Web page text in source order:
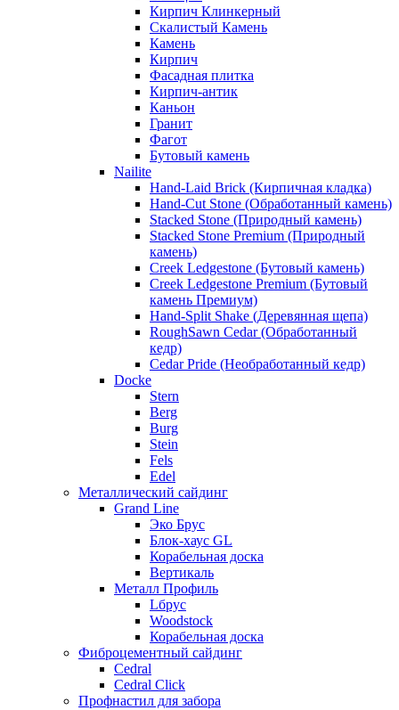
Кирпич Клинкерный
Скалистый Камень
Камень
Кирпич
Фасадная плитка
Кирпич-антик
Каньон
Гранит
Фагот
Бутовый камень
Nailite
Hand-Laid Brick (Кирпичная кладка)
Hand-Cut Stone (Обработанный камень)
Stacked Stone (Природный камень)
Stacked Stone Premium (Природный
камень)
Creek Ledgestone (Бутовый камень)
Creek Ledgestone Premium (Бутовый
камень Премиум)
Hand-Split Shake (Деревянная щепа)
RoughSawn Cedar (Обработанный
кедр)
Cedar Pride (Необработанный кедр)
Docke
Stern
Berg
Burg
Stein
Fels
Edel
Металлический сайдинг
Grand Line
Эко Брус
Блок-хаус GL
Корабельная доска
Вертикаль
Металл Профиль
Lбрус
Woodstock
Корабельная доска
Фиброцементный сайдинг
Cedral
Cedral Click
Профнастил для забора